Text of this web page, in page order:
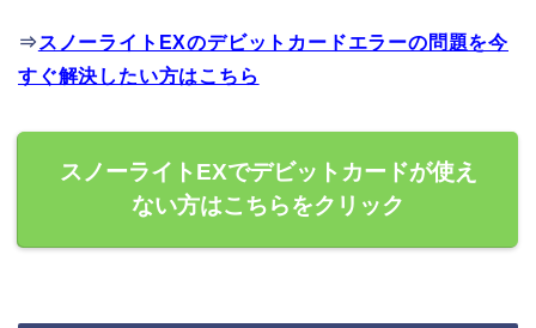
⇒ スノーライトEXのデビットカードエラーの問題を今
すぐ解決したい方はこちら
スノーライトEXでデビットカードが使え
ない方はこちらをクリック